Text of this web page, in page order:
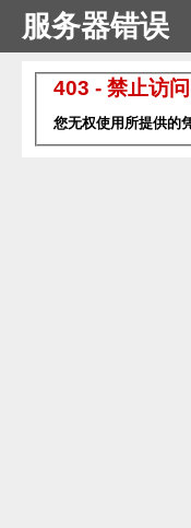
服务器错误
403 - 禁止访问
您无权使用所提供的